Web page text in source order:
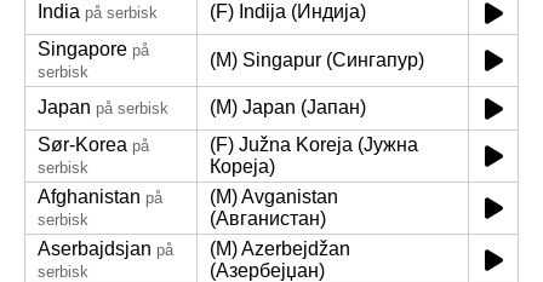
India på serbisk
(F) Indija (Индија)
Singapore på
serbisk
(M) Singapur (Сингапур)
Japan på serbisk
(M) Japan (Јапан)
Sør-Korea på
serbisk
(F) Južna Koreja (Јужна
Кореја)
Afghanistan på
serbisk
(M) Avganistan
(Авганистан)
Aserbajdsjan på
serbisk
(M) Azerbejdžan
(Азербејџан)